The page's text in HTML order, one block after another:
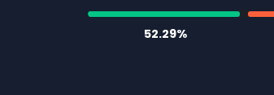
52.29%